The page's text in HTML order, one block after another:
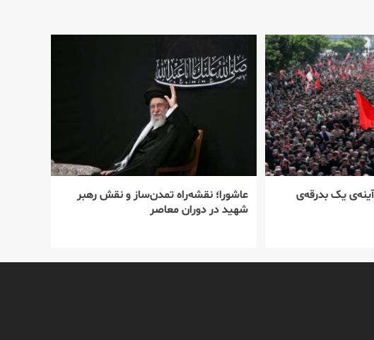
یک بدرقه‌ی
عاشورا؛ نقشه‌راه تمدن‌ساز و نقش رهبر
شهید در دوران معاصر